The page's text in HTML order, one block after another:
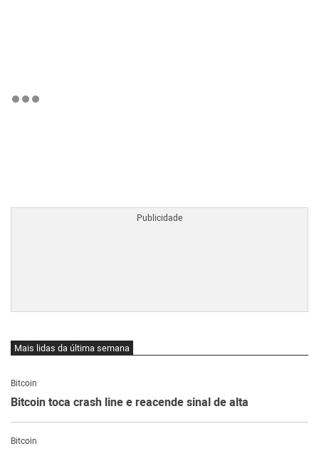
Mais lidas da última semana
Bitcoin
Bitcoin toca crash line e reacende sinal de alta
Bitcoin